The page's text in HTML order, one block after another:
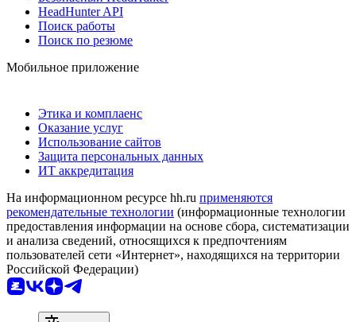
HeadHunter API
Поиск работы
Поиск по резюме
Мобильное приложение
Этика и комплаенс
Оказание услуг
Использование сайтов
Защита персональных данных
ИТ аккредитация
На информационном ресурсе hh.ru применяются
рекомендательные технологии (информационные технологии
предоставления информации на основе сбора, систематизации
и анализа сведений, относящихся к предпочтениям
пользователей сети «Интернет», находящихся на территории
Российской Федерации)